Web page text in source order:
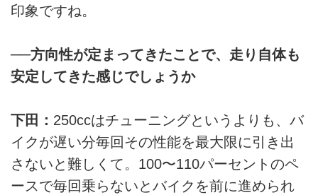
印象ですね。
──方向性が定まってきたことで、走り自体も
安定してきた感じでしょうか
下田： 250ccはチューニングというよりも、バ
イクが遅い分毎回その性能を最大限に引き出
さないと難しくて。100〜110パーセントのペ
ースで毎回乗らないとバイクを前に進められ